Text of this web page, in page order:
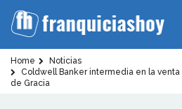
Home
Noticias
Coldwell Banker intermedia en la
de Gracia